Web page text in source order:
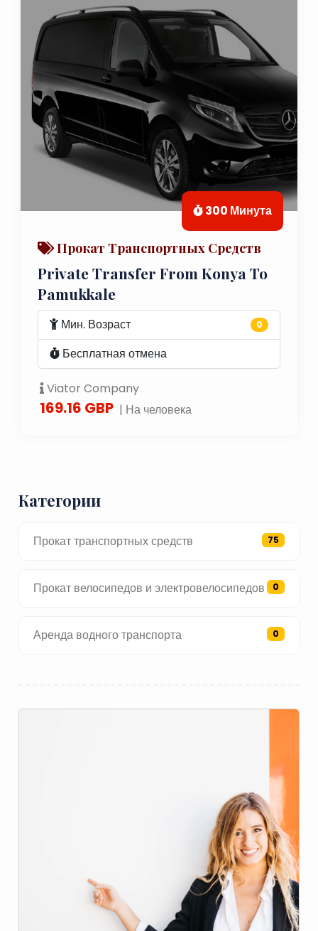
300 Минута
Прокат Транспортных Средств
Private Transfer From Konya To
Pamukkale
Мин. Возраст 0
Бесплатная отмена
Viator Company
169.16 GBP | На человека
Категории
Прокат транспортных средств 75
Прокат велосипедов и электровелосипедов 0
Аренда водного транспорта 0